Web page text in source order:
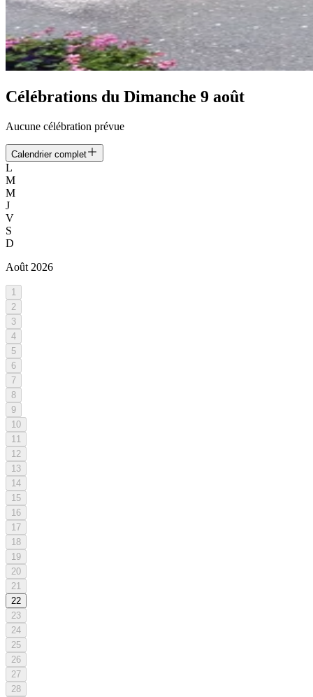
Célébrations du Dimanche 9 août
Aucune célébration prévue
Calendrier complet
L
M
M
J
V
S
D
Août 2026
1
2
3
4
5
6
7
8
9
10
11
12
13
14
15
16
17
18
19
20
21
22
23
24
25
26
27
28